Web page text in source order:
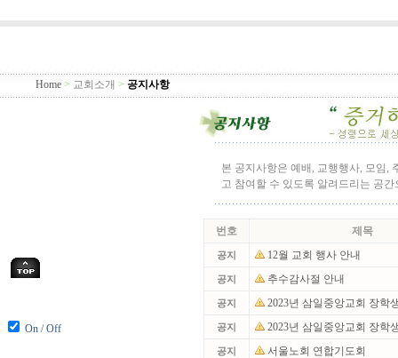
On / Off
Home > 교회소개 > 공지사항
본 공지사항은 예배, 교행행사, 모임,
고 참여할 수 있도록 알려드리는 공
번호 제목
공지 12월 교회 행사 안내
공지 추수감사절 안내
공지 2023년 삼일중앙교회 장학
공지 2023년 삼일중앙교회 장학
공지 서울노회 연합기도회